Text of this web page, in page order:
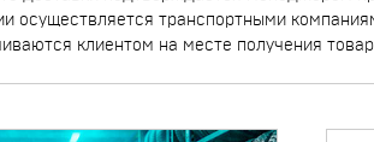
осуществляется транспортными
клиентом на месте получения